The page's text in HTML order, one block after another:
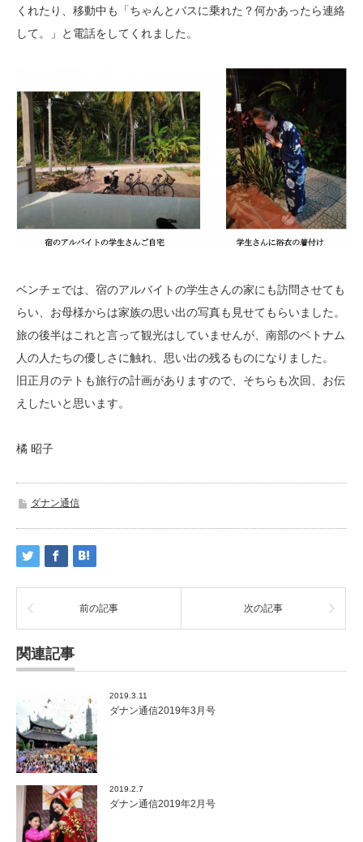
くれたり、移動中も「ちゃんとバスに乗れた？何かあったら連絡
して。」と電話をしてくれました。
ベンチェでは、宿のアルバイトの学生さんの家にも訪問させても
らい、お母様からは家族の思い出の写真も見せてもらいました。
旅の後半はこれと言って観光はしていませんが、南部のベトナム
人の人たちの優しさに触れ、思い出の残るものになりました。
旧正月のテトも旅行の計画がありますので、そちらも次回、お伝
えしたいと思います。
橘 昭子
ダナン通信
前の記事 次の記事
関連記事
2019.3.11
ダナン通信2019年3月号
2019.2.7
ダナン通信2019年2月号